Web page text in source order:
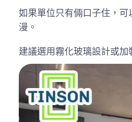
如果單位只有倆口子住，
漫。
建議選用霧化玻璃設計或